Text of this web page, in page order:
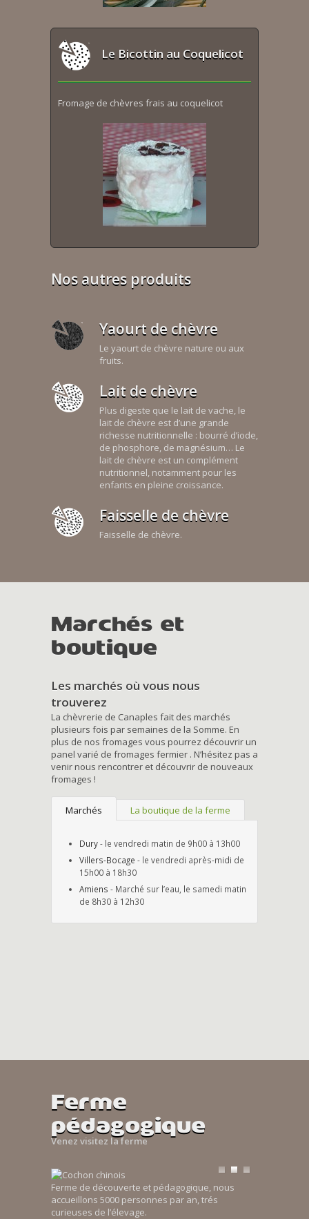
Le Bicottin au Coquelicot
Fromage de chèvres frais au coquelicot
Nos autres produits
Yaourt de chèvre
Le yaourt de chèvre nature ou aux
fruits.
Lait de chèvre
Plus digeste que le lait de vache, le
lait de chèvre est d’une grande
richesse nutritionnelle : bourré d’iode,
de phosphore, de magnésium… Le
lait de chèvre est un complément
nutritionnel, notamment pour les
enfants en pleine croissance.
Faisselle de chèvre
Faisselle de chèvre.
Marchés et
boutique
Les marchés où vous nous
trouverez
La chèvrerie de Canaples fait des marchés
plusieurs fois par semaines de la Somme. En
plus de nos fromages vous pourrez découvrir un
panel varié de fromages fermier . N’hésitez pas a
venir nous rencontrer et découvrir de nouveaux
fromages !
Marchés La boutique de la ferme
Dury- le vendredi matin de 9h00 à 13h00
Villers-Bocage - le vendredi après-midi de
15h00 à 18h30
Amiens - Marché sur l’eau, le samedi matin
de 8h30 à 12h30
Ferme
pédagogique
Venez visitez la ferme
Ferme de découverte et pédagogique, nous
accueillons 5000 personnes par an, trés
curieuses de l’élevage.